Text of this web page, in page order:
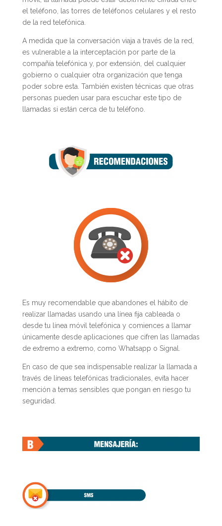
el teléfono, las torres de teléfonos celulares y el resto
de la red telefónica.
A medida que la conversación viaja a través de la red,
es vulnerable a la interceptación por parte de la
compañía telefónica y, por extensión, del cualquier
gobierno o cualquier otra organización que tenga
poder sobre esta. También existen técnicas que otras
personas pueden usar para escuchar este tipo de
llamadas si están cerca de tu teléfono.
Es muy recomendable que abandones el hábito de
realizar llamadas usando una línea fija cableada o
desde tu línea móvil telefónica y comiences a llamar
únicamente desde aplicaciones que cifren las llamadas
de extremo a extremo, como Whatsapp o Signal.
En caso de que sea indispensable realizar la llamada a
través de líneas telefónicas tradicionales, evita hacer
mención a temas sensibles que pongan en riesgo tu
seguridad.